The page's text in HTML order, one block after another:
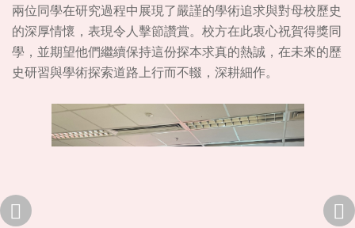
兩位同學在研究過程中展現了嚴謹的學術追求與對母校歷史
的深厚情懷，表現令人擊節讚賞。校方在此衷心祝賀得獎同
學，並期望他們繼續保持這份探本求真的熱誠，在未來的歷
史研習與學術探索道路上行而不輟，深耕細作。